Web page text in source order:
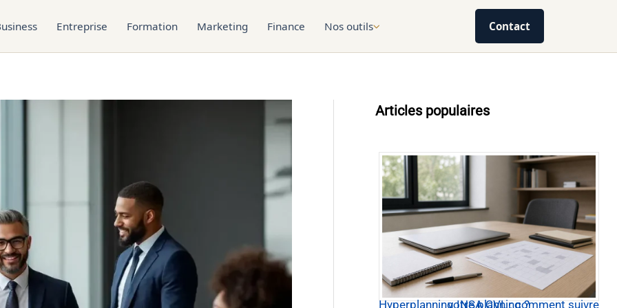
Entreprise Formation Marketing Finance Nos outils Contact
Articles populaires
Hyperplanning INSA CVL : comment suivre votre planning ?